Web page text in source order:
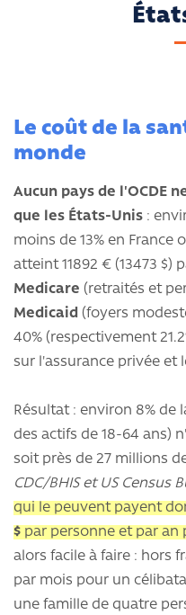
Le coût de la
monde
Aucun pays de l'OCDE
que les États-Unis :
moins de 13% en France
atteint 11892 € (13473 $)
Medicare (retraités et
Medicaid (foyers
40% (respectivement
sur l'assurance privée et
Résultat : environ 8% de
des actifs de 18-64 ans)
soit près de 27 millions
CDC/BHIS et US Census
qui le peuvent payent
$ par personne et par an
alors facile à faire : hors
par mois pour un
une famille de quatre